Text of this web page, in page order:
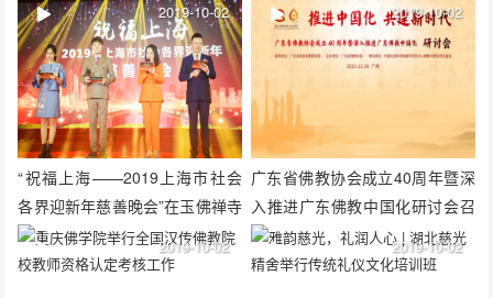
“祝福上海——2019上海市社会
各界迎新年慈善晚会”在玉佛禅寺
举行
2019-10-02
广东省佛教协会成立40周年暨深
入推进广东佛教中国化研讨会召
开
2019-10-02
2019-10-02 2019-10-02